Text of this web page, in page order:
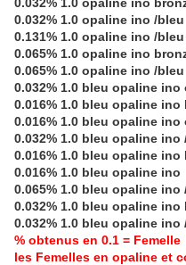
0.032% 1.0 opaline ino /bleu
0.131% 1.0 opaline ino /
0.065% 1.0 opaline ino
0.065% 1.0 opaline ino /
0.032% 1.0 bleu opaline
0.016% 1.0 bleu opaline
0.016% 1.0 bleu opaline ino
0.032% 1.0 bleu opaline
0.016% 1.0 bleu opaline
0.016% 1.0 bleu opaline ino
0.065% 1.0 bleu opaline
0.032% 1.0 bleu opaline
0.032% 1.0 bleu opaline ino
% obtenus en 0.1 = Femelle
les Femelles en opaline et